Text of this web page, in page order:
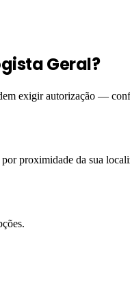
Geral?
exigir autorização —
proximidade da sua